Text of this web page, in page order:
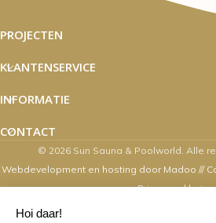
PROJECTEN
KLANTENSERVICE
INFORMATIE
CONTACT
© 2026 Sun Sauna & Poolworld. Alle
Webdevelopment en hosting door Madoo ///
Privacyverklaring